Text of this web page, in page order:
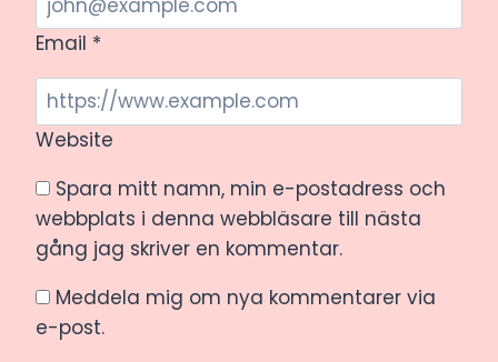
Email *
Website
Spara mitt namn, min e-postadress och
webbplats i denna webbläsare till nästa
gång jag skriver en kommentar.
Meddela mig om nya kommentarer via
e-post.